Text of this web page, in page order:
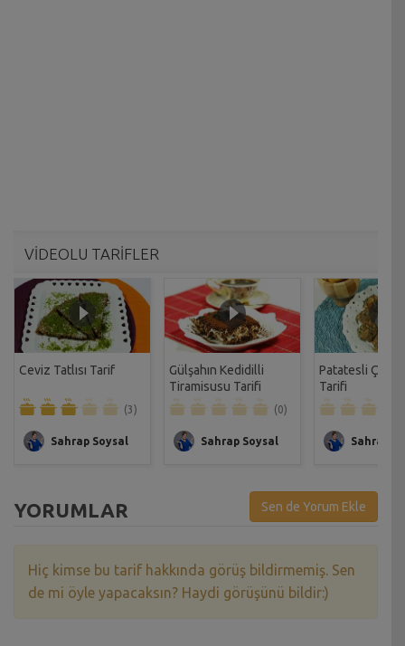
VİDEOLU TARİFLER
Ceviz Tatlısı Tarif
(3)
Sahrap Soysal
Gülşahın Kedidilli
Tiramisusu Tarifi
(0)
Sahrap Soysal
Patatesli Çıtır
Tarifi
Sahrap
YORUMLAR Sen de Yorum Ekle
Hiç kimse bu tarif hakkında görüş bildirmemiş. Sen
de mi öyle yapacaksın? Haydi görüşünü bildir:)